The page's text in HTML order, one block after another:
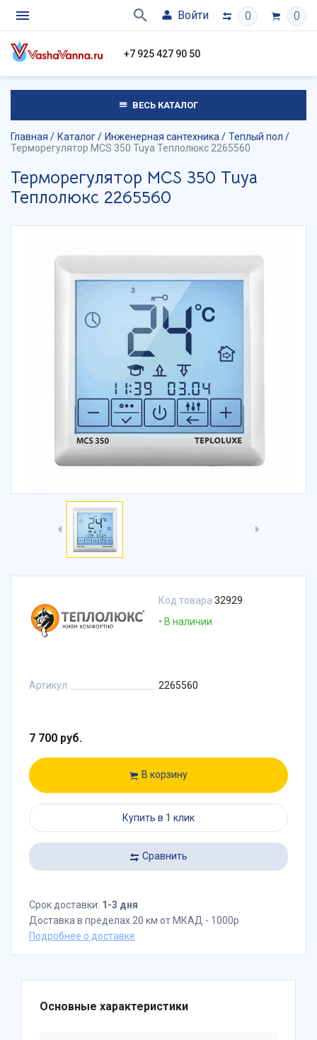
Войти 0 0
+7 925 427 90 50
ВЕСЬ КАТАЛОГ
Главная Каталог Инженерная сантехника
Теплый пол
Терморегулятор MCS 350 Tuya Теплолюкс 2265560
Терморегулятор MCS 350 Tuya
Теплолюкс 2265560
Код товара 32929
В наличии
Артикул 2265560
7 700 руб.
В корзину
Купить в 1 клик
Сравнить
Срок доставки: 1-3 дня
Доставка в пределах 20 км от МКАД - 1000р
Подробнее о доставке
Основные характеристики